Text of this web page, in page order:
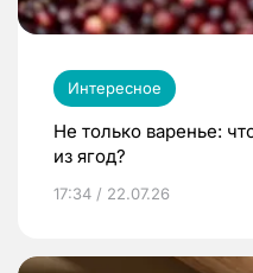
Интересное
Не только варенье:
из ягод?
17:34 / 22.07.26